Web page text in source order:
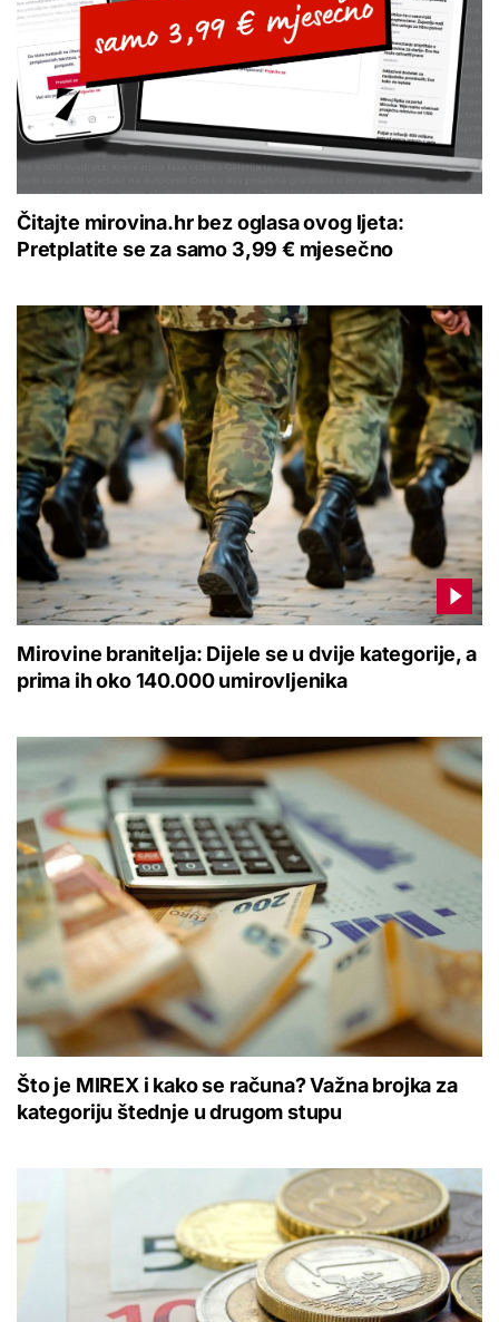
Čitajte mirovina.hr bez oglasa ovog ljeta:
Pretplatite se za samo 3,99 € mjesečno
Mirovine branitelja: Dijele se u dvije kategorije, a
prima ih oko 140.000 umirovljenika
Što je MIREX i kako se računa? Važna brojka za
kategoriju štednje u drugom stupu